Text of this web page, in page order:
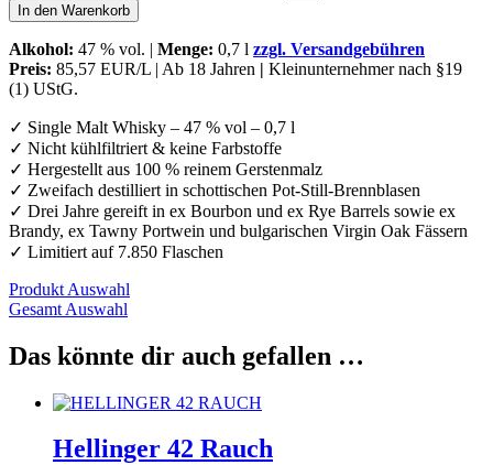
In den Warenkorb
Alkohol: 47 % vol. | Menge: 0,7 l zzgl. Versandgebühren
Preis: 85,57 EUR/L | Ab 18 Jahren | Kleinunternehmer nach §19
(1) UStG.
✓ Single Malt Whisky – 47 % vol – 0,7 l
✓ Nicht kühlfiltriert & keine Farbstoffe
✓ Hergestellt aus 100 % reinem Gerstenmalz
✓ Zweifach destilliert in schottischen Pot-Still-Brennblasen
✓ Drei Jahre gereift in ex Bourbon und ex Rye Barrels sowie ex
Brandy, ex Tawny Portwein und bulgarischen Virgin Oak Fässern
✓ Limitiert auf 7.850 Flaschen
Produkt Auswahl
Gesamt Auswahl
Das könnte dir auch gefallen …
Hellinger 42 Rauch